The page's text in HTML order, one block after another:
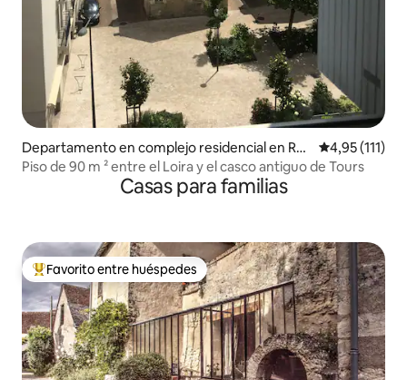
Departamento en complejo residencial en Rec
orridos
Calificación
4,95 (111)
Piso de 90 m ² entre el Loira y el casco antiguo de Tours
Casas para familias
Favorito entre los huéspedes más destacados
Favorito entre huéspedes